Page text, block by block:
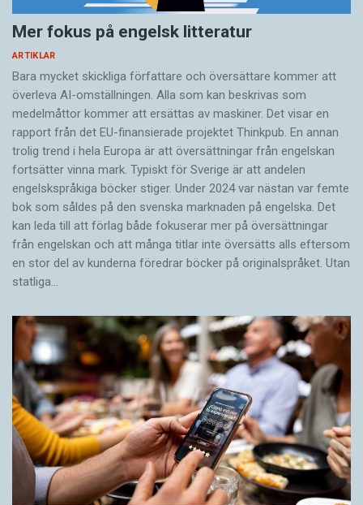
Mer fokus på engelsk litteratur
ARTIKLAR
Bara mycket skickliga författare och översättare ­kommer att
överleva AI-omställningen. Alla som kan beskrivas som
medelmåttor kommer att ersättas av maskiner. Det visar en
rapport från det EU-finansierade projektet Thinkpub. En annan
trolig trend i hela Europa är att översättningar från engelskan
fortsätter vinna mark. Typiskt för Sverige är att andelen
engelskspråkiga böcker stiger. Under 2024 var nästan var femte
bok som såldes på den svenska marknaden på engelska. Det
kan leda till att förlag både fokuserar mer på översättningar
från engelskan och att många titlar inte översätts alls eftersom
en stor del av kunderna föredrar böcker på originalspråket. Utan
statliga…